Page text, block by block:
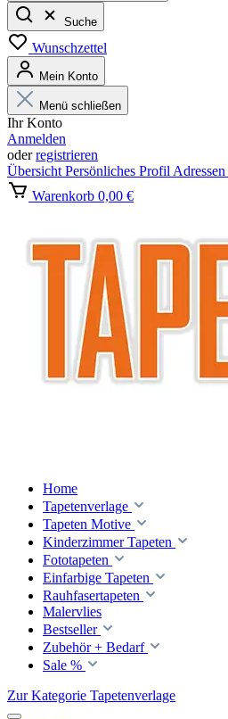
Suche
Wunschzettel
Mein Konto
Menü schließen
Ihr Konto
Anmelden
oderregistrieren
Übersicht Persönliches Profil Adressen
Warenkorb 0,00 €
Home
Tapetenverlage
Tapeten Motive
Kinderzimmer Tapeten
Fototapeten
Einfarbige Tapeten
Rauhfasertapeten
Malervlies
Bestseller
Zubehör + Bedarf
Sale %
Zur Kategorie Tapetenverlage